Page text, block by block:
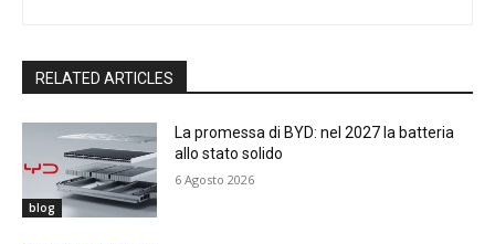
RELATED ARTICLES
blog
La promessa di BYD: nel 2027 la batteria
allo stato solido
6 Agosto 2026